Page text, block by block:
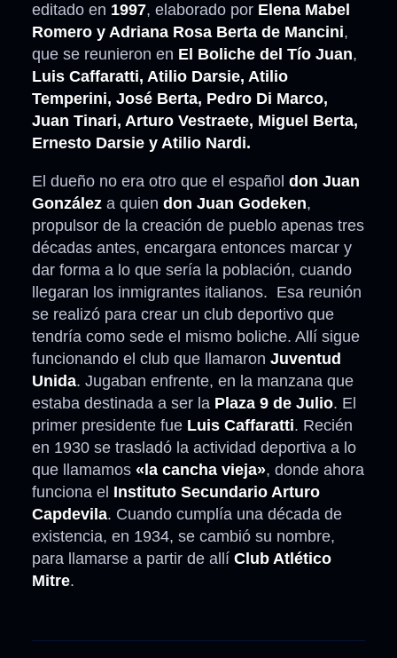
editado en 1997, elaborado por Elena Mabel
Romero y Adriana Rosa Berta de Mancini,
que se reunieron en El Boliche del Tío Juan,
Luis Caffaratti, Atilio Darsie, Atilio
Temperini, José Berta, Pedro Di Marco,
Juan Tinari, Arturo Vestraete, Miguel Berta,
Ernesto Darsie y Atilio Nardi.
El dueño no era otro que el español don Juan
González a quien don Juan Godeken,
propulsor de la creación de pueblo apenas tres
décadas antes, encargara entonces marcar y
dar forma a lo que sería la población, cuando
llegaran los inmigrantes italianos. Esa reunión
se realizó para crear un club deportivo que
tendría como sede el mismo boliche. Allí sigue
funcionando el club que llamaron Juventud
Unida. Jugaban enfrente, en la manzana que
estaba destinada a ser la Plaza 9 de Julio. El
primer presidente fue Luis Caffaratti. Recién
en 1930 se trasladó la actividad deportiva a lo
que llamamos «la cancha vieja», donde ahora
funciona el Instituto Secundario Arturo
Capdevila. Cuando cumplía una década de
existencia, en 1934, se cambió su nombre,
para llamarse a partir de allí Club Atlético
Mitre.